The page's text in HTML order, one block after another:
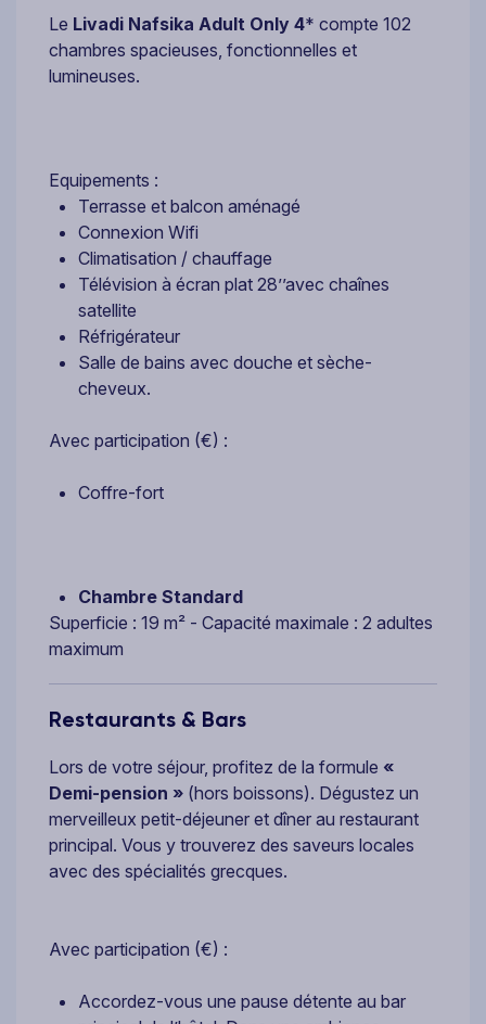
Le Livadi Nafsika Adult Only 4* compte 102
chambres spacieuses, fonctionnelles et
lumineuses.
Equipements :
Terrasse et balcon aménagé
Connexion Wifi
Climatisation / chauffage
Télévision à écran plat 28’’avec chaînes
satellite
Réfrigérateur
Salle de bains avec douche et sèche-
cheveux.
Avec participation (€) :
Coffre-fort
Chambre Standard
Superficie : 19 m² - Capacité maximale : 2 adultes
maximum
Restaurants & Bars
Lors de votre séjour, profitez de la formule «
Demi-pension » (hors boissons). Dégustez un
merveilleux petit-déjeuner et dîner au restaurant
principal. Vous y trouverez des saveurs locales
avec des spécialités grecques.
Avec participation (€) :
Accordez-vous une pause détente au bar